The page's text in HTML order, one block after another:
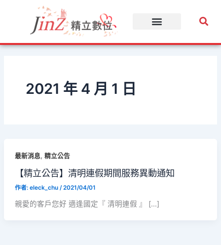
要
2021 年 4 月 1 日
最新消息, 精立公告
【精立公告】清明連假期間服務異動通知
作者: eleck_chu /2021/04/01
親愛的客戶您好 適逢國定『 清明連假 』 […]